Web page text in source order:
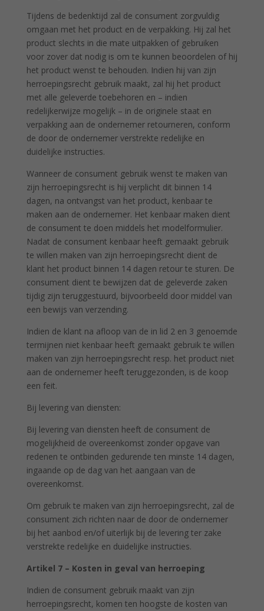
Tijdens de bedenktijd zal de consument zorgvuldig
omgaan met het product en de verpakking. Hij zal het
product slechts in die mate uitpakken of gebruiken
voor zover dat nodig is om te kunnen beoordelen of hij
het product wenst te behouden. Indien hij van zijn
herroepingsrecht gebruik maakt, zal hij het product
met alle geleverde toebehoren en – indien
redelijkerwijze mogelijk – in de originele staat en
verpakking aan de ondernemer retourneren, conform
de door de ondernemer verstrekte redelijke en
duidelijke instructies.
Wanneer de consument gebruik wenst te maken van
zijn herroepingsrecht is hij verplicht dit binnen 14
dagen, na ontvangst van het product, kenbaar te
maken aan de ondernemer. Het kenbaar maken dient
de consument te doen middels het modelformulier.
Nadat de consument kenbaar heeft gemaakt gebruik
te willen maken van zijn herroepingsrecht dient de
klant het product binnen 14 dagen retour te sturen. De
consument dient te bewijzen dat de geleverde zaken
tijdig zijn teruggestuurd, bijvoorbeeld door middel van
een bewijs van verzending.
Indien de klant na afloop van de in lid 2 en 3 genoemde
termijnen niet kenbaar heeft gemaakt gebruik te willen
maken van zijn herroepingsrecht resp. het product niet
aan de ondernemer heeft teruggezonden, is de koop
een feit.
Bij levering van diensten:
Bij levering van diensten heeft de consument de
mogelijkheid de overeenkomst zonder opgave van
redenen te ontbinden gedurende ten minste 14 dagen,
ingaande op de dag van het aangaan van de
overeenkomst.
Om gebruik te maken van zijn herroepingsrecht, zal de
consument zich richten naar de door de ondernemer
bij het aanbod en/of uiterlijk bij de levering ter zake
verstrekte redelijke en duidelijke instructies.
Artikel 7 – Kosten in geval van herroeping
Indien de consument gebruik maakt van zijn
herroepingsrecht, komen ten hoogste de kosten van